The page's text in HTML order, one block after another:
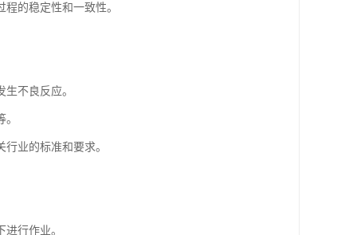
的稳定性和一致性。
不良反应。
业的标准和要求。
行作业。